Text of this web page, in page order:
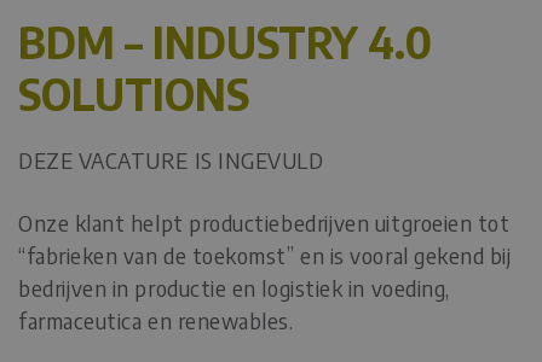
BDM – INDUSTRY 4.0
SOLUTIONS
DEZE VACATURE IS INGEVULD
Onze klant helpt productiebedrijven uitgroeien tot
“fabrieken van de toekomst” en is vooral gekend bij
bedrijven in productie en logistiek in voeding,
farmaceutica en renewables.